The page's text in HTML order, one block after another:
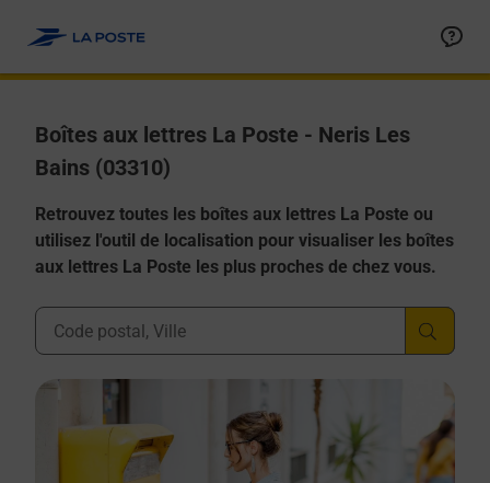
Boîtes aux lettres La Poste - Neris Les
Bains (03310)
Retrouvez toutes les boîtes aux lettres La Poste ou
utilisez l'outil de localisation pour visualiser les boîtes
aux lettres La Poste les plus proches de chez vous.
Ville, Département, Code Postal